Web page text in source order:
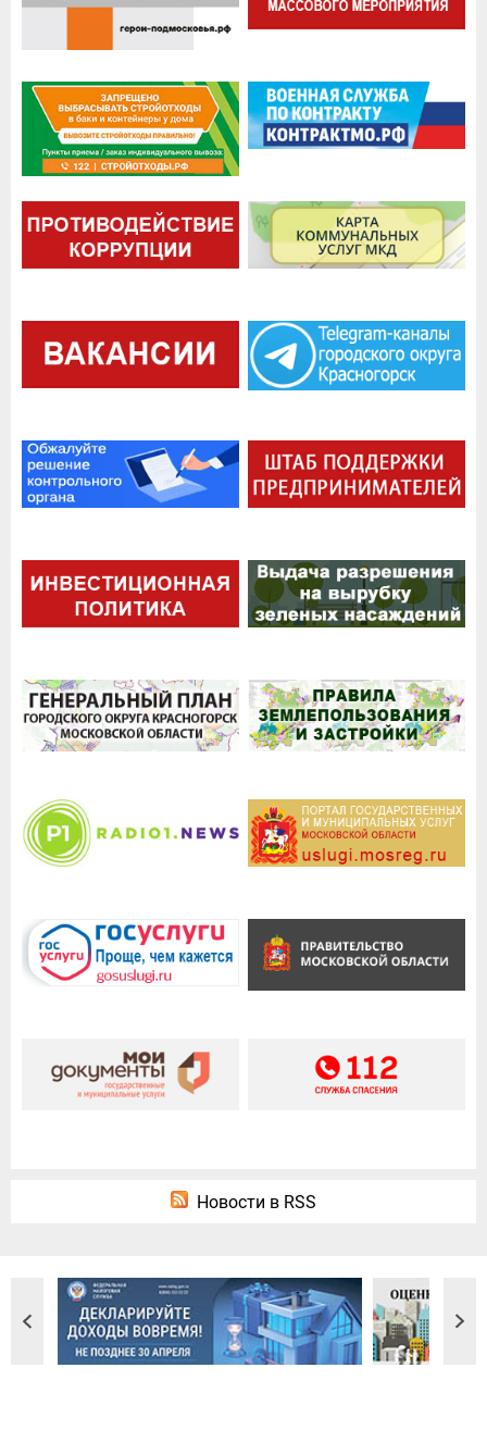
Новости в RSS